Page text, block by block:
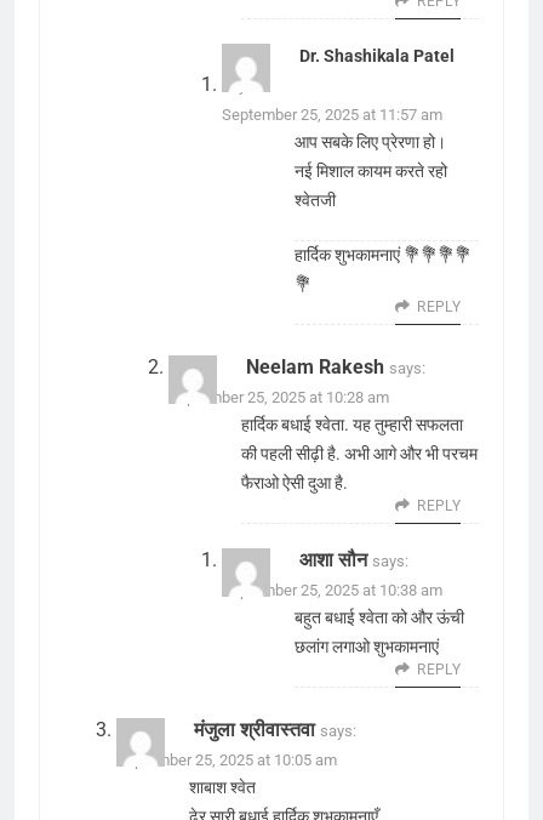
Dr. Shashikala Patel
says:
September 25, 2025 at 11:57 am
आप सबके लिए प्रेरणा हो।
नई मिशाल कायम करते रहो
श्वेतजी
हार्दिक शुभकामनाएं 💐💐💐💐
💐
REPLY
Neelam Rakesh says:
September 25, 2025 at 10:28 am
हार्दिक बधाई श्वेता. यह तुम्हारी सफलता
की पहली सीढ़ी है. अभी आगे और भी परचम
फैराओ ऐसी दुआ है.
REPLY
आशा सौन says:
September 25, 2025 at 10:38 am
बहुत बधाई श्वेता को और ऊंची
छलांग लगाओ शुभकामनाएं
REPLY
मंजुला श्रीवास्तवा says:
September 25, 2025 at 10:05 am
शाबाश श्वेत